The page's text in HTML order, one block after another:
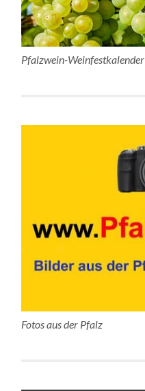
Pfalzwein-Weinfestkalender
Fotos aus der Pfalz